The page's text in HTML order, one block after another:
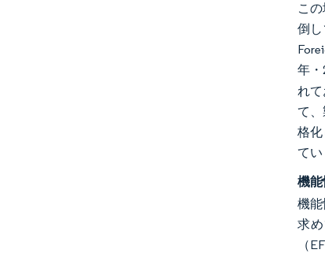
こ
倒
年
れ
て
格
て
機
機
求
（